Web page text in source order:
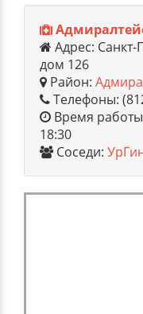
Адрес: Санкт-
дом 126
Район:
Телефоны:
Время
18:30
Соседи: